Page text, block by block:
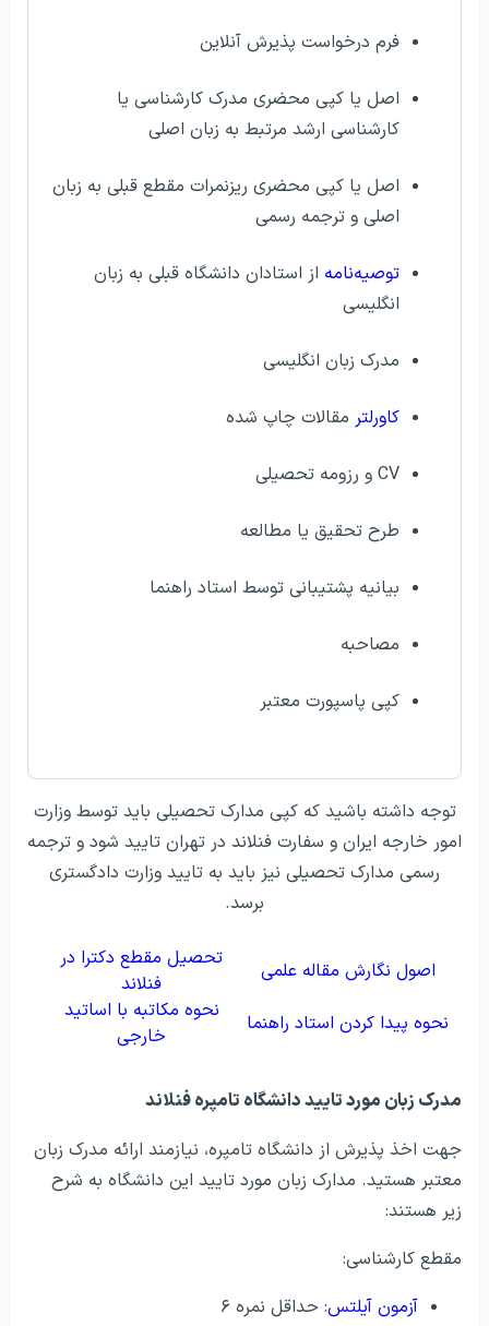
فرم درخواست پذیرش آنلاین
اصل یا کپی محضری مدرک کارشناسی يا
کارشناسی ارشد مرتبط به زبان اصلی
اصل یا کپی محضری ریزنمرات مقطع قبلی به زبان
اصلی و ترجمه رسمی
توصیه‌نامه از استادان دانشگاه قبلی به زبان
انگلیسی
مدرک زبان انگلیسی
کاورلتر مقالات چاپ شده
CV و رزومه تحصيلی
طرح تحقیق یا مطالعه
بیانیه پشتیبانی توسط استاد راهنما
مصاحبه
کپی پاسپورت معتبر
توجه داشته باشید که کپی مدارک تحصیلی باید توسط وزارت
امور خارجه ایران و سفارت فنلاند در تهران تایید شود و ترجمه
رسمی مدارک تحصیلی نیز باید به تایید وزارت دادگستری
برسد.
اصول نگارش مقاله علمی
تحصیل مقطع دکترا در
فنلاند
نحوه پیدا کردن استاد راهنما
نحوه مکاتبه با اساتید
خارجی
مدرک زبان مورد تاييد دانشگاه تامپره فنلاند
جهت اخذ پذيرش از دانشگاه تامپره، نيازمند ارائه مدرک زبان
معتبر هستيد. مدارک زبان مورد تاييد این دانشگاه به شرح
زير هستند:
مقطع کارشناسی:
آزمون آیلتس: حداقل نمره ۶